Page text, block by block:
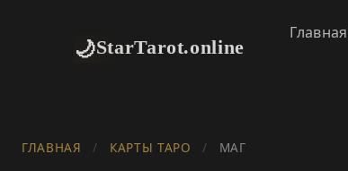
🌙StarTarot.online
Главная
ГЛАВНАЯ / КАРТЫ ТАРО / МАГ